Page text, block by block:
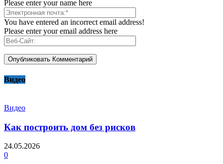
Please enter your name here
You have entered an incorrect email address!
Please enter your email address here
Видео
Видео
Как построить дом без рисков
24.05.2026
0